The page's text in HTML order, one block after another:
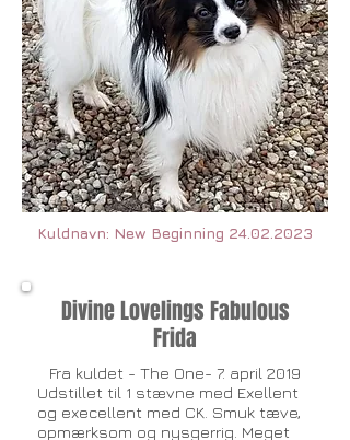
Kuldnavn: New Beginning 24.02.2023
Divine Lovelings Fabulous
Frida
Fra kuldet - The One- ​7. april 2019
Udstillet til 1 stævne med Exellent
og execellent med CK. Smuk tæve,
opmærksom og nysgerrig. Meget